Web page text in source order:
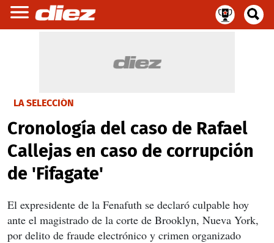
LA SELECCIÓN
Cronología del caso de Rafael
Callejas en caso de corrupción
de 'Fifagate'
El expresidente de la Fenafuth se declaró culpable hoy
ante el magistrado de la corte de Brooklyn, Nueva York,
por delito de fraude electrónico y crimen organizado